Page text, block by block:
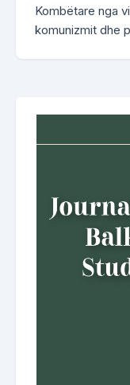
Kombëtare nga
komunizmit dhe